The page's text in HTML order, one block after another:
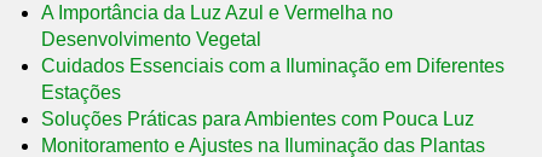
A Importância da Luz Azul e Vermelha no
Desenvolvimento Vegetal
Cuidados Essenciais com a Iluminação em Diferentes
Estações
Soluções Práticas para Ambientes com Pouca Luz
Monitoramento e Ajustes na Iluminação das Plantas